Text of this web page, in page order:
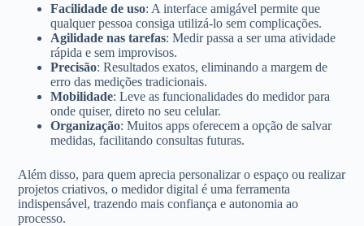
Facilidade de uso: A interface amigável permite que
qualquer pessoa consiga utilizá-lo sem complicações.
Agilidade nas tarefas: Medir passa a ser uma atividade
rápida e sem improvisos.
Precisão: Resultados exatos, eliminando a margem de
erro das medições tradicionais.
Mobilidade: Leve as funcionalidades do medidor para
onde quiser, direto no seu celular.
Organização: Muitos apps oferecem a opção de salvar
medidas, facilitando consultas futuras.
Além disso, para quem aprecia personalizar o espaço ou realizar
projetos criativos, o medidor digital é uma ferramenta
indispensável, trazendo mais confiança e autonomia ao
processo.